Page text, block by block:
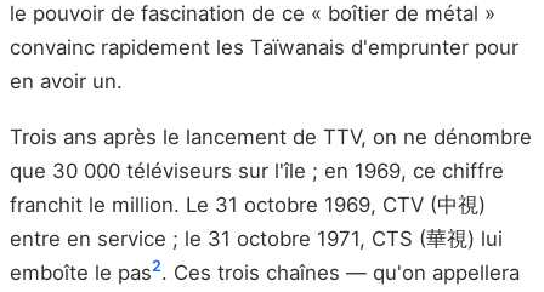
le pouvoir de fascination de ce « boîtier de métal »
convainc rapidement les Taïwanais d'emprunter pour
en avoir un.
Trois ans après le lancement de TTV, on ne dénombre
que 30 000 téléviseurs sur l'île ; en 1969, ce chiffre
franchit le million. Le 31 octobre 1969, CTV (中視)
entre en service ; le 31 octobre 1971, CTS (華視) lui
emboîte le pas2. Ces trois chaînes — qu'on appellera